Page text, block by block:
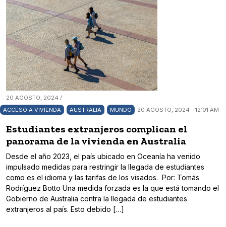
20 AGOSTO, 2024 /
ACCESO A VIVIENDA
AUSTRALIA MUNDO 20 AGOSTO, 2024 - 12:01 AM
Estudiantes extranjeros complican el
panorama de la vivienda en Australia
Desde el año 2023, el país ubicado en Oceanía ha venido
impulsado medidas para restringir la llegada de estudiantes
como es el idioma y las tarifas de los visados. Por: Tomás
Rodríguez Botto Una medida forzada es la que está tomando el
Gobierno de Australia contra la llegada de estudiantes
extranjeros al país. Esto debido […]